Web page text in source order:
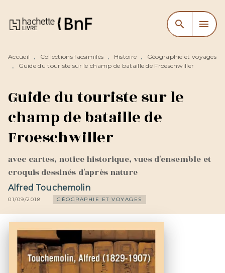
MENU RECHERCHE
CONTENU
search menu
Accueil • Collections facsimilés • Histoire •
Géographie et voyages
•
Guide du touriste sur le champ de bataille de Froeschwiller
Guide du touriste sur le
champ de bataille de
Froeschwiller
avec cartes, notice historique, vues d'ensemble et
croquis dessinés d'après nature
Alfred Touchemolin
01/09/2018 GÉOGRAPHIE ET VOYAGES